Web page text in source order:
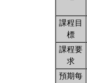
課程目
標
課程要
求
預期每